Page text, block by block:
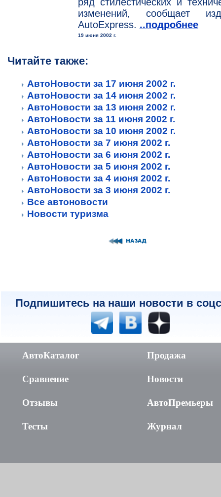
изменений, сообщает
AutoExpress. ..подробнее
19 июня 2002 г.
Читайте также:
АвтоНовости за 17 июня 2002 г.
АвтоНовости за 14 июня 2002 г.
АвтоНовости за 13 июня 2002 г.
АвтоНовости за 11 июня 2002 г.
АвтоНовости за 10 июня 2002 г.
АвтоНовости за 7 июня 2002 г.
АвтоНовости за 6 июня 2002 г.
АвтоНовости за 5 июня 2002 г.
АвтоНовости за 4 июня 2002 г.
АвтоНовости за 3 июня 2002 г.
Все автоновости
Новости туризма
Подпишитесь на наши новости в
АвтоКаталог
Сравнение
Отзывы
Тесты
Продажа
Новости
АвтоПремьеры
Журнал